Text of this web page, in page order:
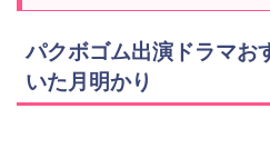
パクボゴム出演ドラマお
いた月明かり